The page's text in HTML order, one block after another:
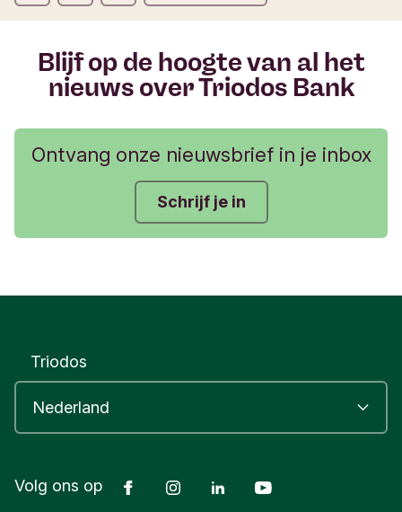
l
Blijf op de hoogte van al het
nieuws over Triodos Bank
Ontvang onze nieuwsbrief in je inbox
Schrijf je in
Triodos
Volg ons op FacebookInstagramLinkedIn